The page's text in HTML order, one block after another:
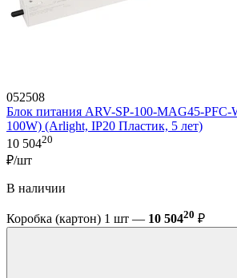
052508
Блок питания ARV-SP-100-MAG45-PFC-
100W) (Arlight, IP20 Пластик, 5 лет)
10 50420
₽/шт
В наличии
Коробка (картон) 1 шт — 10 50420 ₽